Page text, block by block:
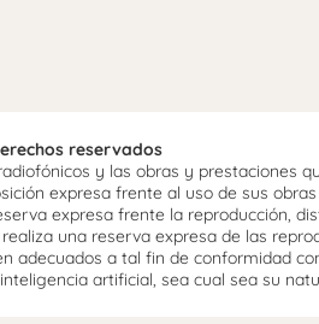
reservados
y las obras y prestaciones
expresa frente al uso de sus
expresa frente la
una reserva expresa de las
a tal fin de conformidad
artificial, sea cual sea su